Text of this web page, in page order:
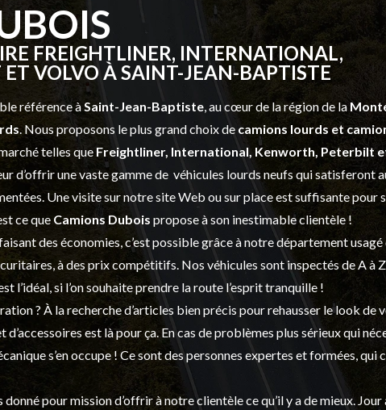
FREIGHTLINER, INTERNATIONAL,
VOLVO À SAINT-JEAN-BAPTISTE
référence àSaint-Jean-Baptiste, au cœur de la région de la
. Nous proposons le plus grand choix de camions lourds et
telles que Freightliner, International, Kenworth, Peterbilt
d’offrir une vaste gamme de véhicules lourds neufsqui satisferont
Une visite sur notre site Web ou sur place est suffisante pour
ce que Camions Dubois propose à son inestimable clientèle !
des économies, c’est possible grâce à notredépartement usagé
à des prix compétitifs. Nos véhicules sont inspectés de A à
l’idéal, si l’on souhaite prendre la route l’esprit tranquille !
? À la recherche d’articles bien précis pour rehausser le look de
d’accessoires est là pour ça. En cas de problèmes plus sérieux qui
s’en occupe ! Ce sont des personnes expertes et formées, qui
pour mission d’offrir à notre clientèle ce qu’il y a de mieux. Jour